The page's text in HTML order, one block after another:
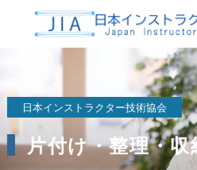
日本インストラクター技術協会
片付け・整理・